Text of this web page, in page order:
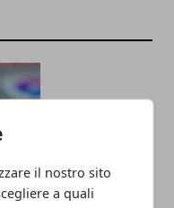
il nostro sito
a quali